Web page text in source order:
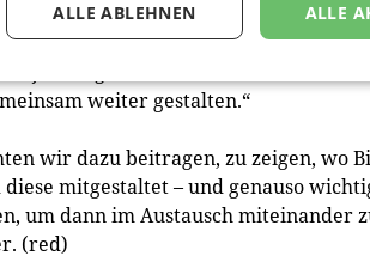
nicht bremsen. Deswegen
Akteure kennen lernen und
jeweiligen Situation und mit unserer
weiter gestalten.“
wir dazu beitragen, zu zeigen, wo
mitgestaltet – und genauso
um dann im Austausch miteinander
(red)
ALLE
ALLE ABLEHNEN